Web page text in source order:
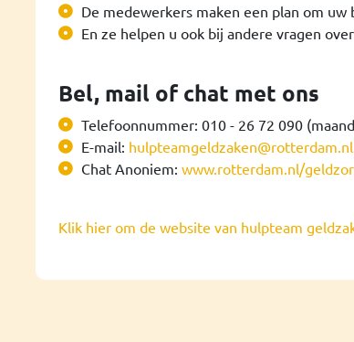
De medewerkers maken een plan om uw
En ze helpen u ook bij andere vragen
Bel, mail of chat met ons
Telefoonnummer: 010 - 26 72 090
E-mail: hulpteamgeldzaken@rotterdam.nl.
Chat Anoniem: www.rotterdam.nl/
Klik hier om de website van hulpteam